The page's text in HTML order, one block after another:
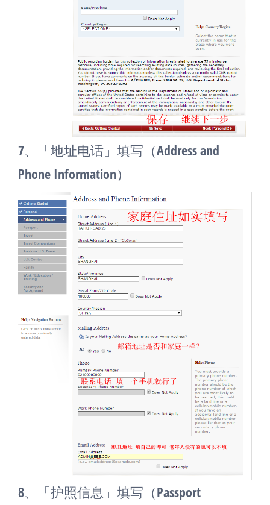
7、「地址电话」填写（Address and
Phone Information）
8、「护照信息」填写（Passport